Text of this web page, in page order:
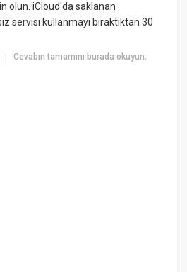
olun. iCloud'da saklanan
servisi kullanmayı bıraktıktan 30
|Cevabın tamamını burada okuyun: